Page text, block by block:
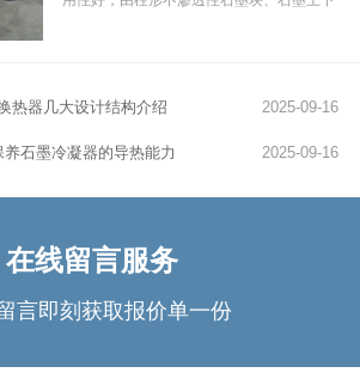
2025-09-16
热器几大设计结构介绍
2025-09-16
石墨冷凝器的导热能力
在线留言服务
言即刻获取报价单一份